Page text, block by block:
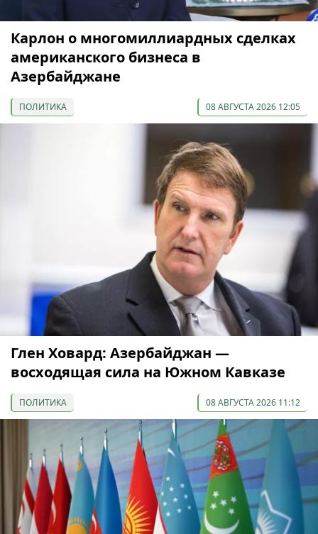
Карлон о многомиллиардных сделках
американского бизнеса в
Азербайджане
ПОЛИТИКА 08 АВГУСТА 2026 12:05
Глен Ховард: Азербайджан —
восходящая сила на Южном Кавказе
ПОЛИТИКА 08 АВГУСТА 2026 11:12